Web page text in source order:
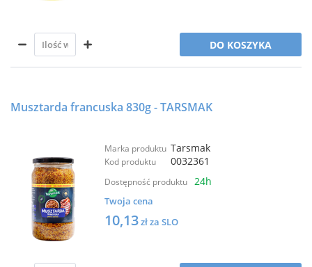
DO KOSZYKA
Musztarda francuska 830g - TARSMAK
Marka produktu Tarsmak
Kod produktu 0032361
Dostępność produktu 24h
Twoja cena
10,13zł za SLO